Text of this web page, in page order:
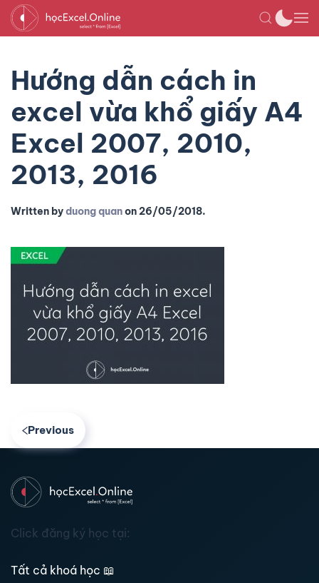
Hướng dẫn cách in
excel vừa khổ giấy A4
Excel 2007, 2010,
2013, 2016
Written byduong quanon26/05/2018.
Previous
Click đăng ký học tại:
Tất cả khoá học 📖